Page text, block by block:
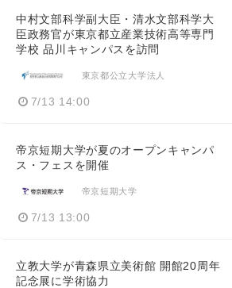
中村文部科学副大臣・清水文部科学大
臣政務官が東京都立産業技術高等専門
学校 品川キャンパスを訪問
東京都公立大学法人
7/13 14:00
帝京短期大学が夏のオープンキャンパ
ス・フェスを開催
帝京短期大学
7/13 13:00
立教大学が青森県立美術館 開館20周年
記念展に学術協力